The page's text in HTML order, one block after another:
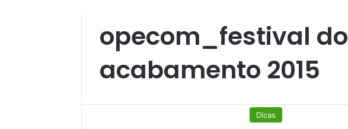
opecom_festival do
acabamento 2015
Dicas